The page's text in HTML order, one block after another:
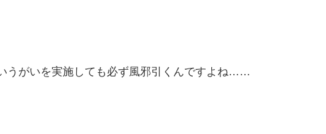
うがいを実施しても必ず風邪引くんですよね……